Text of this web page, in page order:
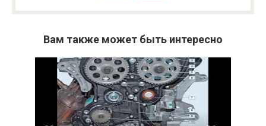
Вам также может быть интересно